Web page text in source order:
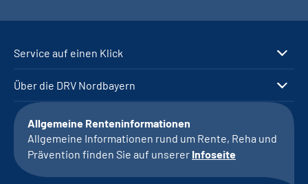
Service auf einen Klick
Über die DRV Nordbayern
Allgemeine Renteninformationen
Allgemeine Informationen rund um Rente, Reha und
Prävention finden Sie auf unserer Infoseite